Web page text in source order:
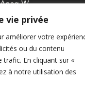
vie privée
améliorer votre
ou du contenu
En cliquant sur «
à notre utilisation des
Apaq-W
Ministre wallon de